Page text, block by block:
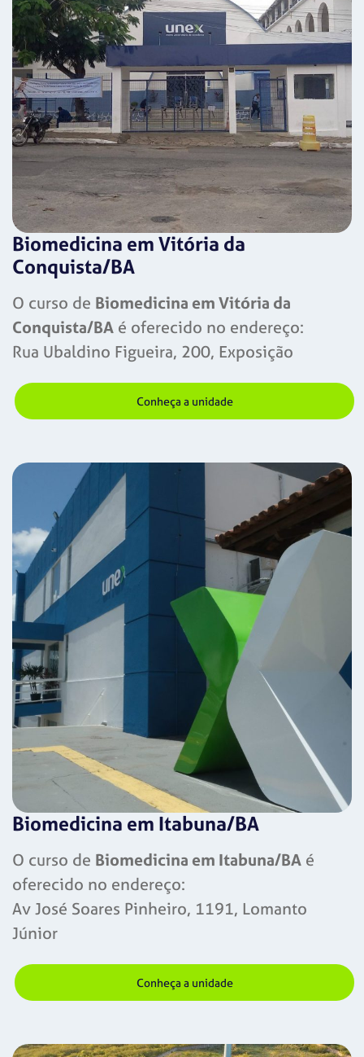
Biomedicina em Vitória da
Conquista/BA
O curso de Biomedicina em Vitória da
Conquista/BA é oferecido no endereço:
Rua Ubaldino Figueira, 200, Exposição
Conheça a unidade
Biomedicina em Itabuna/BA
O curso de Biomedicina em Itabuna/BA é
oferecido no endereço:
Av José Soares Pinheiro, 1191, Lomanto
Júnior
Conheça a unidade